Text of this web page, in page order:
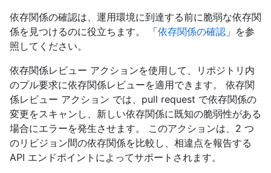
依存関係の確認は、運用環境に到達する前に脆弱な依存関
係を見つけるのに役立ちます。 「依存関係の確認 」を参
照してください。
依存関係レビュー アクションを使用して、リポジトリ内
のプル要求に依存関係レビューを適用できます。 依存関
係レビュー アクション では、pull request で依存関係の
変更をスキャンし、新しい依存関係に既知の脆弱性がある
場合にエラーを発生させます。 このアクションは、2 つ
のリビジョン間の依存関係を比較し、相違点を報告する
API エンドポイントによってサポートされます。